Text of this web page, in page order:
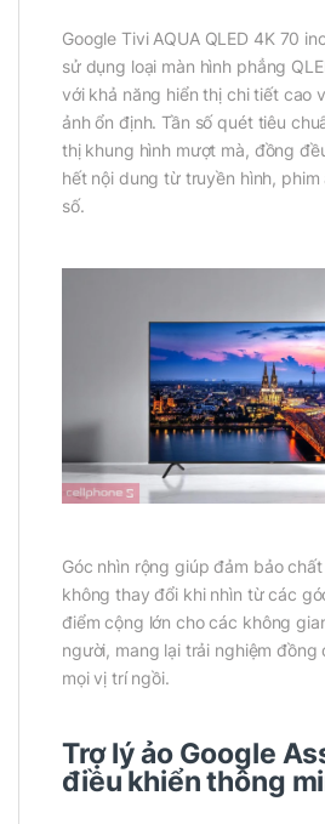
Google Tivi AQUA QLED 4K 70
sử dụng loại màn hình phẳng
với khả năng hiển thị chi tiết cao
ảnh ổn định. Tần số quét tiêu
thị khung hình mượt mà, đồng
hết nội dung từ truyền hình,
số.
Góc nhìn rộng giúp đảm bảo
không thay đổi khi nhìn từ các
điểm cộng lớn cho các không
người, mang lại trải nghiệm đồng
mọi vị trí ngồi.
Trợ lý ảo Google
điều khiển thông